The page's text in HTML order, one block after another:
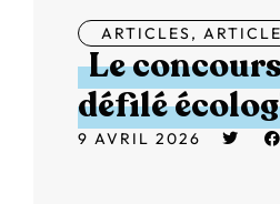
ARTICLES,
Le
défilé
9 AVRIL 2026